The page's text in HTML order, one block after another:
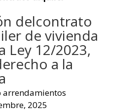
delcontrato
de vivienda
Ley 12/2023,
a la
arrendamientos
2025